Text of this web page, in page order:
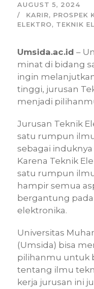
AUGUST 5, 2024
KARIR, PROSPEK
ELEKTRO, TEKNIK
Umsida.ac.id –
minat di bidang
ingin
tinggi, jurusan
menjadi
Jurusan Teknik
satu rumpun
sebagai
Karena Teknik
satu rumpun
hampir semua
bergantung
elektronika.
Universitas
(Umsida) bisa
pilihanmu untuk
tentang ilmu
kerja jurusan ini